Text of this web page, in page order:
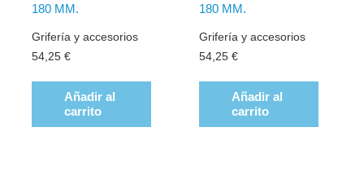
180 MM.
Grifería y accesorios
54,25€
Añadir al
carrito
180 MM.
Grifería y accesorios
54,25 €
Añadir al
carrito